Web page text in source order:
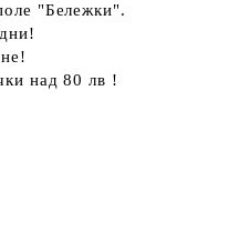
"Бележки".
над 80 лв !